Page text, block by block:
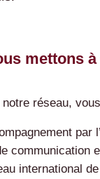
mettons
notre réseau,
par
communication
international